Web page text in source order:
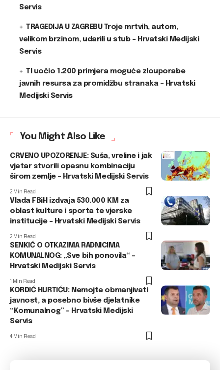
Servis
TRAGEDIJA U ZAGREBU Troje mrtvih, autom,
velikom brzinom, udarili u stub – Hrvatski Medijski
Servis
TI uočio 1.200 primjera moguće zlouporabe
javnih resursa za promidžbu stranaka – Hrvatski
Medijski Servis
You Might Also Like
CRVENO UPOZORENJE: Suša, vreline i jak
vjetar stvorili opasnu kombinaciju
širom zemlje – Hrvatski Medijski Servis
2 Min Read
Vlada FBiH izdvaja 530.000 KM za
oblast kulture i sporta te vjerske
institucije – Hrvatski Medijski Servis
2 Min Read
SENKIĆ O OTKAZIMA RADNICIMA
KOMUNALNOG: „Sve bih ponovila“ –
Hrvatski Medijski Servis
1 Min Read
KORDIĆ HURTIĆU: Nemojte obmanjivati
javnost, a posebno bivše djelatnike
“Komunalnog” – Hrvatski Medijski
Servis
4 Min Read